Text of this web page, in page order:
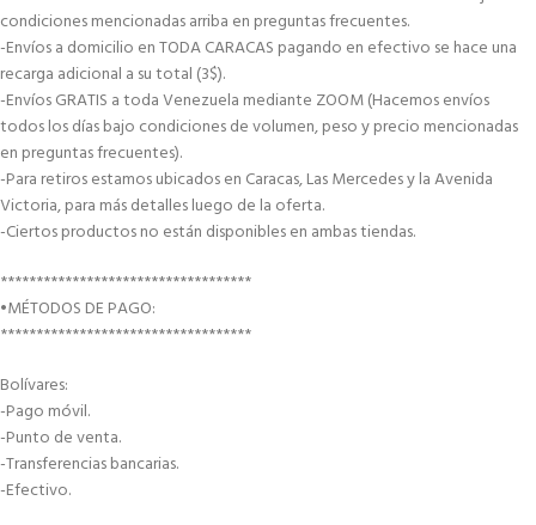
condiciones mencionadas arriba en preguntas frecuentes.
-Envíos a domicilio en TODA CARACAS pagando en efectivo se hace una
recarga adicional a su total (3$).
-Envíos GRATIS a toda Venezuela mediante ZOOM (Hacemos envíos
todos los días bajo condiciones de volumen, peso y precio mencionadas
en preguntas frecuentes).
-Para retiros estamos ubicados en Caracas, Las Mercedes y la Avenida
Victoria, para más detalles luego de la oferta.
-Ciertos productos no están disponibles en ambas tiendas.
***********************************
•MÉTODOS DE PAGO:
***********************************
Bolívares:
-Pago móvil.
-Punto de venta.
-Transferencias bancarias.
-Efectivo.